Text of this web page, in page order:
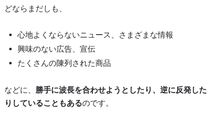
どならまだしも、
心地よくならないニュース、さまざまな情報
興味のない広告、宣伝
たくさんの陳列された商品
などに、 勝手に波長を合わせようとしたり、逆に反発した
りしていることもあるのです。